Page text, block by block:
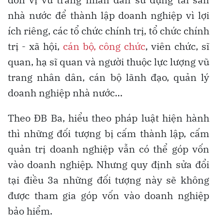
nhà nước để thành lập doanh nghiệp vì lợi
ích riêng, các tổ chức chính trị, tổ chức chính
trị - xã hội, cán bộ, công chức, viên chức, sĩ
quan, hạ sĩ quan và người thuộc lực lượng vũ
trang nhân dân, cán bộ lãnh đạo, quản lý
doanh nghiệp nhà nước…
Theo ĐB Ba, hiểu theo pháp luật hiện hành
thì những đối tượng bị cấm thành lập, cấm
quản trị doanh nghiệp vẫn có thể góp vốn
vào doanh nghiệp. Nhưng quy định sửa đổi
tại điều 3a những đối tượng này sẽ không
được tham gia góp vốn vào doanh nghiệp
bảo hiểm.